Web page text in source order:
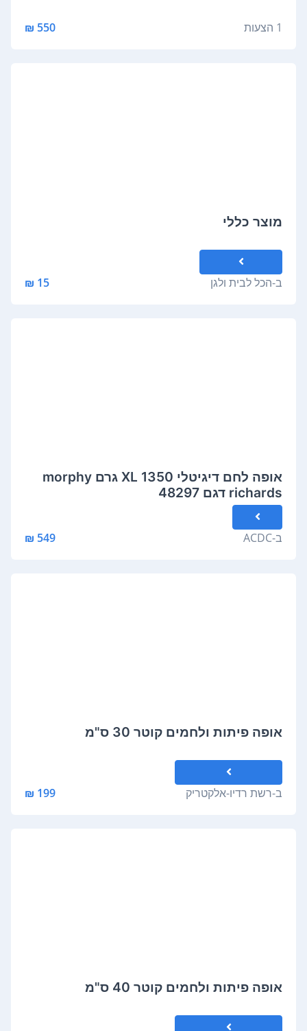
1 הצעות 550 ₪
מוצר כללי
ב-הכל לבית ולגן 15 ₪
אופה לחם דיגיטלי XL 1350 גרם morphy
richards דגם 48297
ב-ACDC
549 ₪
אופה פיתות ולחמים קוטר 30 ס"מ
ב-רשת רדיו-אלקטריק 199 ₪
אופה פיתות ולחמים קוטר 40 ס"מ